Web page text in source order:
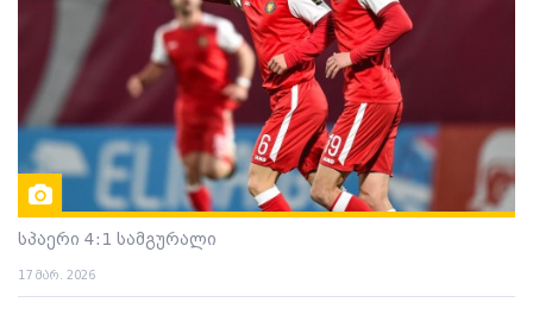
სპაერი 4:1 სამგურალი
17 მარ. 2026